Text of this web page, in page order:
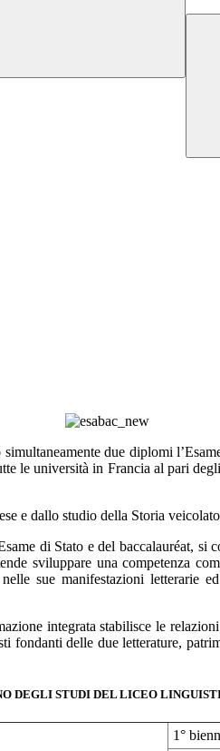
due diplomi
le università in Francia al pari
e dallo studio della Storia
di Stato e del baccalauréat,
sviluppare una competenza
sue manifestazioni letterarie
integrata stabilisce le
fondanti delle due letterature,
DEGLI STUDI DEL LICEO
1°